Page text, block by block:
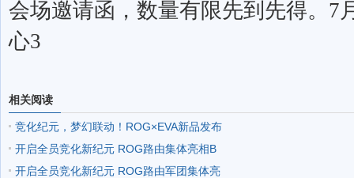
会场邀请函，数量有限先到先得。 7
心3
相关阅读
竞化纪元，梦幻联动！ROG×EVA新品发布
开启全员竞化新纪元 ROG路由集体亮相B
开启全员竞化新纪元 ROG路由军团集体亮